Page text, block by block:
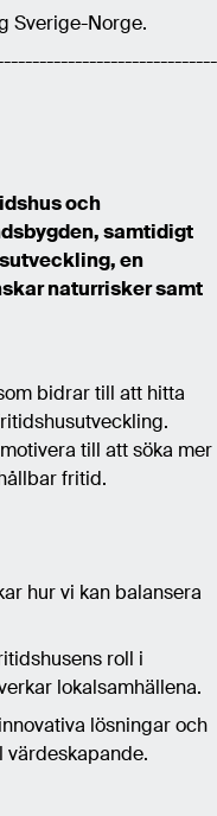
Sverige-Norge.
och
samtidigt
en
naturrisker samt
bidrar till att hitta
till att söka mer
fritid.
hur vi kan balansera
roll i
lokalsamhällena.
lösningar och